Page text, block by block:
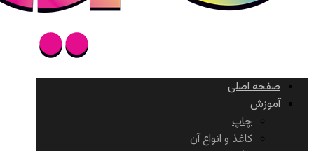
صفحه اصلی
آموزش
چاپ
کاغذ و انواع آن